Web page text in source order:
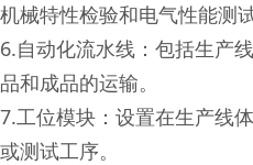
机械特性检验和电气性能测试
6.自动化流水线：包括生产
品和成品的运输。
7.工位模块：设置在生产线
或测试工序。